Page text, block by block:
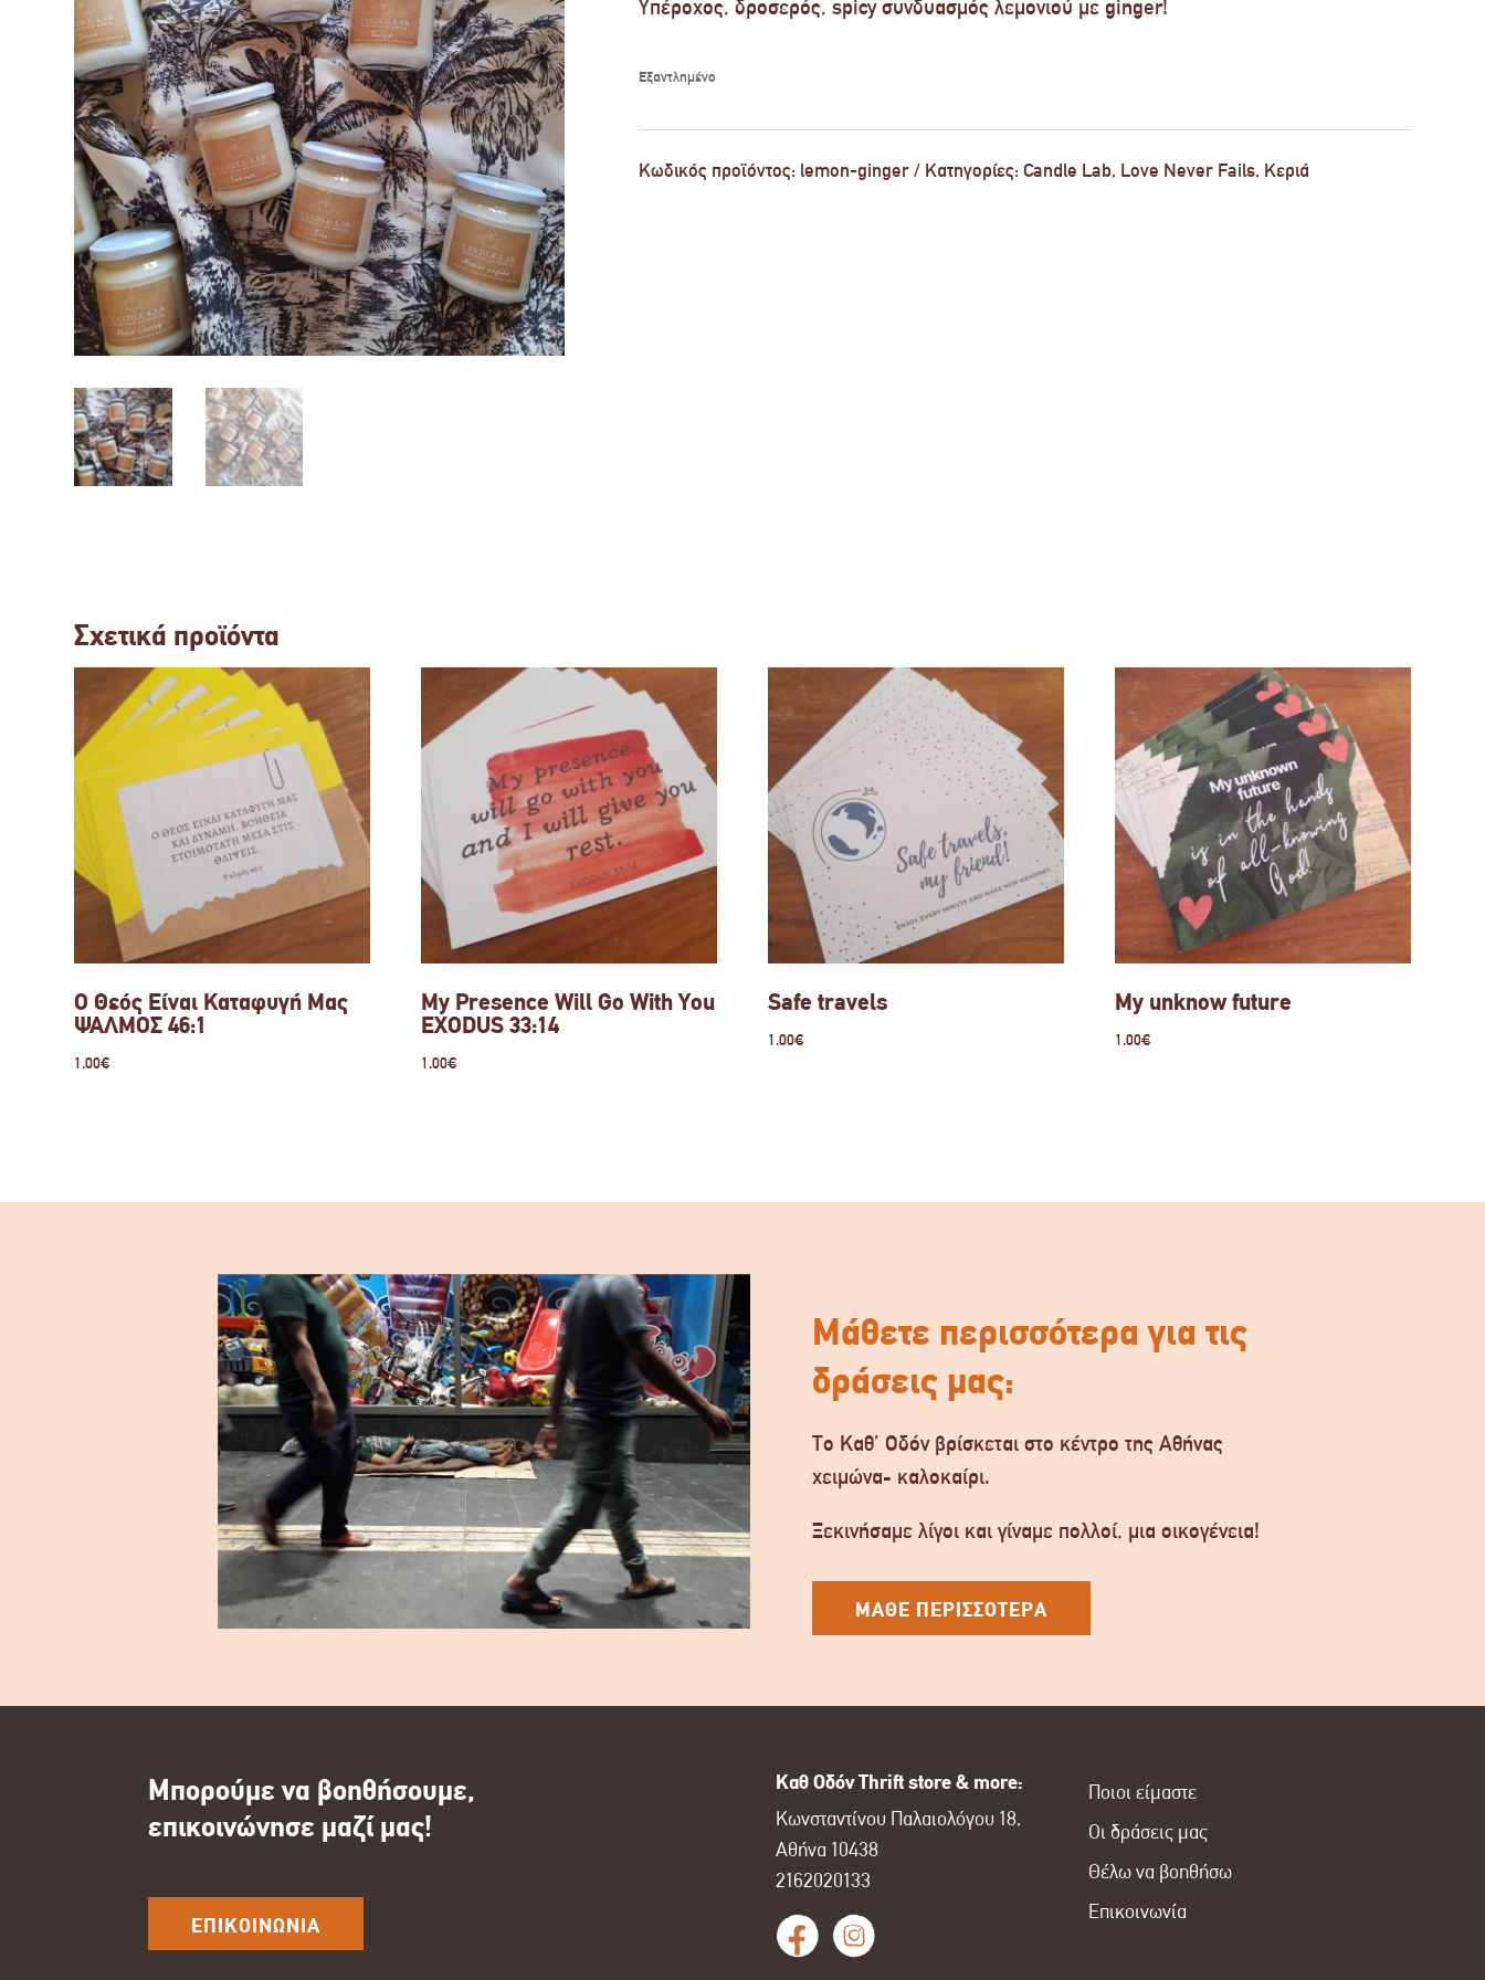
Υπέροχος, δροσερός, spicy συνδυασμός λεμονιού με ginger!
Εξαντλημένο
Κωδικός προϊόντος: lemon-ginger Κατηγορίες: Candle Lab, Love Never Fails, Κεριά
Σχετικά προϊόντα
Ο Θεός Είναι Καταφυγή Μας
ΨΑΛΜΟΣ 46:1
1.00€
My Presence Will Go With You
EXODUS 33:14
1.00€
Safe travels
1.00€
My unknow future
1.00€
Μάθετε περισσότερα για τις
δράσεις μας:
Το Καθ’ Οδόν βρίσκεται στο κέντρο της Αθήνας
χειμώνα- καλοκαίρι.
Ξεκινήσαμε λίγοι και γίναμε πολλοί, μια οικογένεια!
ΜΑΘΕ ΠΕΡΙΣΣΟΤΕΡΑ
Μπορούμε να βοηθήσουμε,
επικοινώνησε μαζί μας!
ΕΠΙΚΟΙΝΩΝΙΑ
Καθ Οδόν Thrift store & more:
Κωνσταντίνου Παλαιολόγου 18,
Αθήνα 10438
2162020133
Ποιοι είμαστε
Οι δράσεις μας
Θέλω να βοηθήσω
Επικοινωνία